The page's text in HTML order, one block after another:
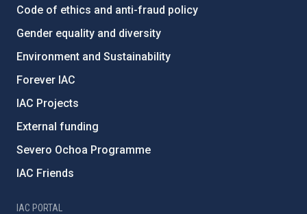
Code of ethics and anti-fraud policy
Gender equality and diversity
Environment and Sustainability
Forever IAC
IAC Projects
External funding
Severo Ochoa Programme
IAC Friends
IAC PORTAL